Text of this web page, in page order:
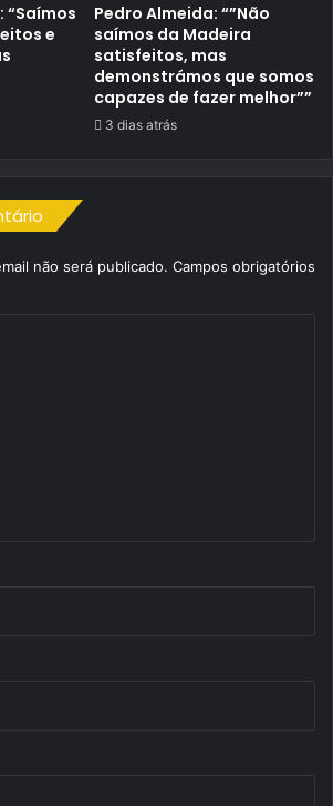
“Saímos
e
Pedro Almeida: “”Não
saímos da Madeira
satisfeitos, mas
demonstrámos que somos
capazes de fazer melhor””
3 dias atrás
não será publicado. Campos obrigatórios